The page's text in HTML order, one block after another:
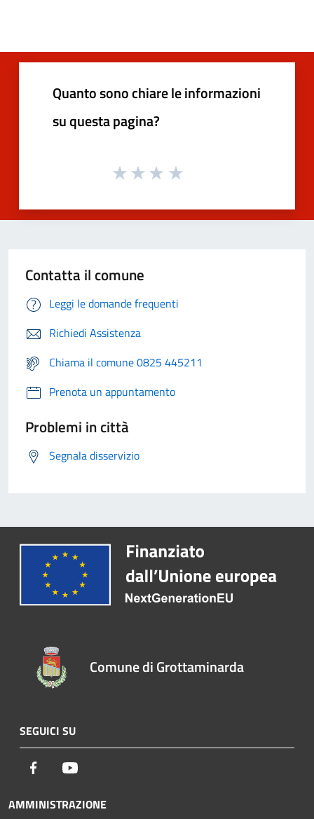
Quanto sono chiare le informazioni
su questa pagina?
Contatta il comune
Leggi le domande frequenti
Richiedi Assistenza
Chiama il comune 0825 445211
Prenota un appuntamento
Problemi in città
Segnala disservizio
Comune di Grottaminarda
SEGUICI SU
Facebook
AMMINISTRAZIONE